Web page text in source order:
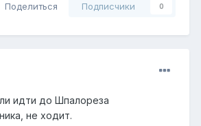
Поделиться Подписчики 0
идти до Шпалореза
не ходит.